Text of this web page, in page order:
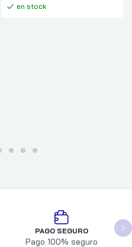
en stock
PAGO SEGURO
Pago 100% seguro